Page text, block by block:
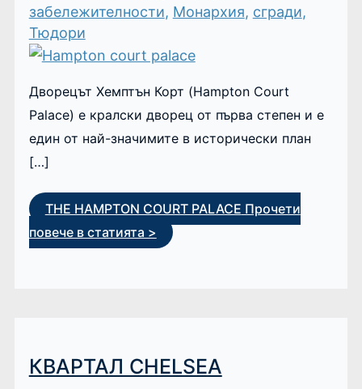
забележителности, Монархия, сгради,
Тюдори
Дворецът Хемптън Корт (Hampton Court
Palace) е кралски дворец от първа степен и е
един от най-значимите в исторически план
[…]
THE HAMPTON COURT PALACE Прочети
повече в статията >
КВАРТАЛ CHELSEA